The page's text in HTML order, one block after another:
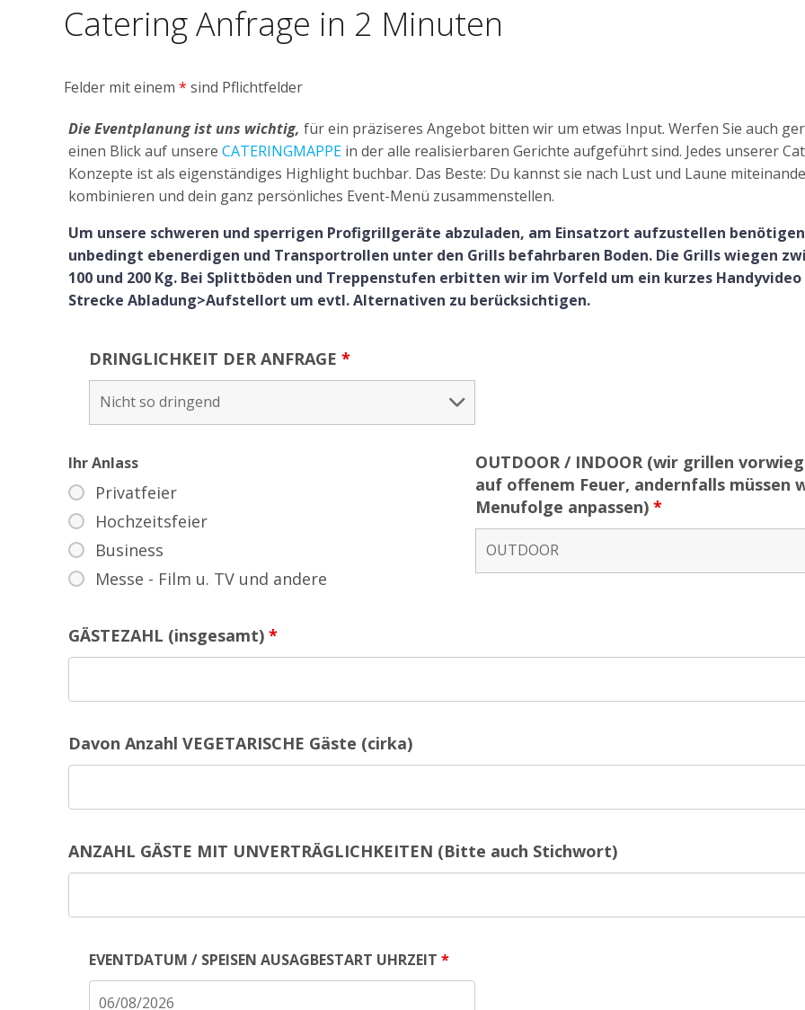
Catering Anfrage in 2 Minuten
Felder mit einem * sind Pflichtfelder
Die Eventplanung ist uns wichtig, für ein präziseres Angebot bitten wir um etwas Input. Werfen Sie auch
einen Blick auf unsere CATERINGMAPPE in der alle realisierbaren Gerichte aufgeführt sind. Jedes unserer
Konzepte ist als eigenständiges Highlight buchbar. Das Beste: Du kannst sie nach Lust und Laune
kombinieren und dein ganz persönliches Event-Menü zusammenstellen.
Um unsere schweren und sperrigen Profigrillgeräte abzuladen, am Einsatzort aufzustellen
unbedingt ebenerdigen und Transportrollen unter den Grills befahrbaren Boden. Die Grills wiegen
100 und 200 Kg. Bei Splittböden und Treppenstufen erbitten wir im Vorfeld um ein kurzes Handyvideo
Strecke Abladung>Aufstellort um evtl. Alternativen zu berücksichtigen.
DRINGLICHKEIT DER ANFRAGE *
Ihr Anlass
Privatfeier
Hochzeitsfeier
Business
Messe - Film u. TV und andere
OUTDOOR / INDOOR (wir grillen
auf offenem Feuer, andernfalls müssen
Menufolge anpassen)*
GÄSTEZAHL (insgesamt) *
Davon Anzahl VEGETARISCHE Gäste (cirka)
ANZAHL GÄSTE MIT UNVERTRÄGLICHKEITEN (Bitte auch Stichwort)
EVENTDATUM / SPEISEN AUSAGBESTART UHRZEIT *